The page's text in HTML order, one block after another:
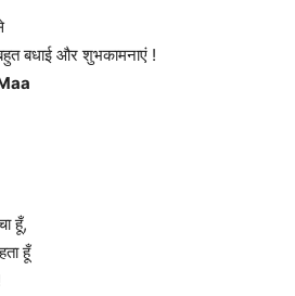
बधाई और शुभकामनाएं !
हूँ,
हूँ